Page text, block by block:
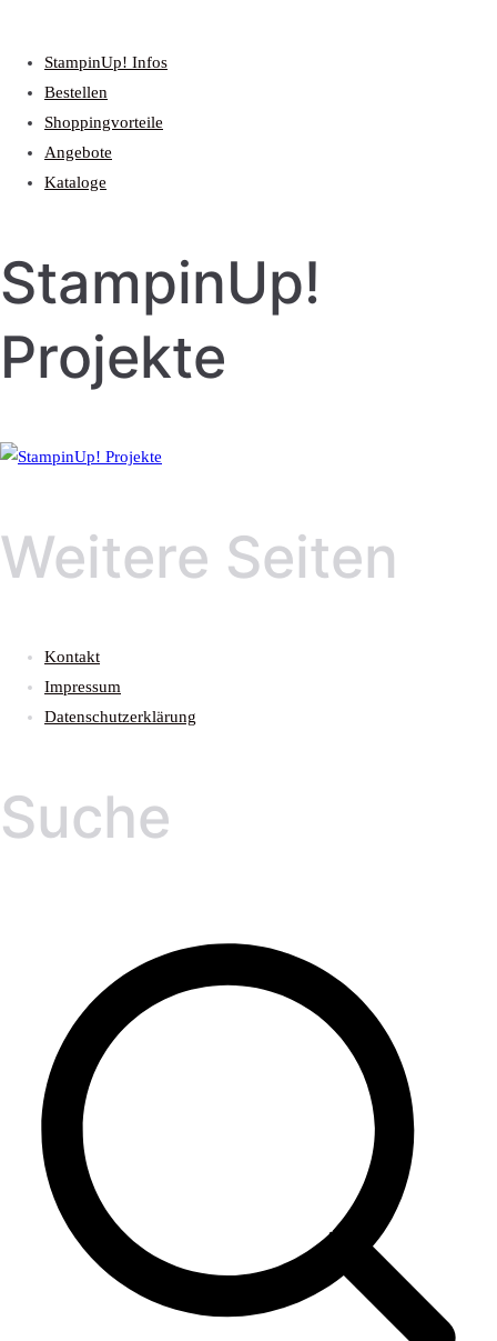
StampinUp! Infos
Bestellen
Shoppingvorteile
Angebote
Kataloge
StampinUp!
Projekte
Weitere Seiten
Kontakt
Impressum
Datenschutzerklärung
Suche